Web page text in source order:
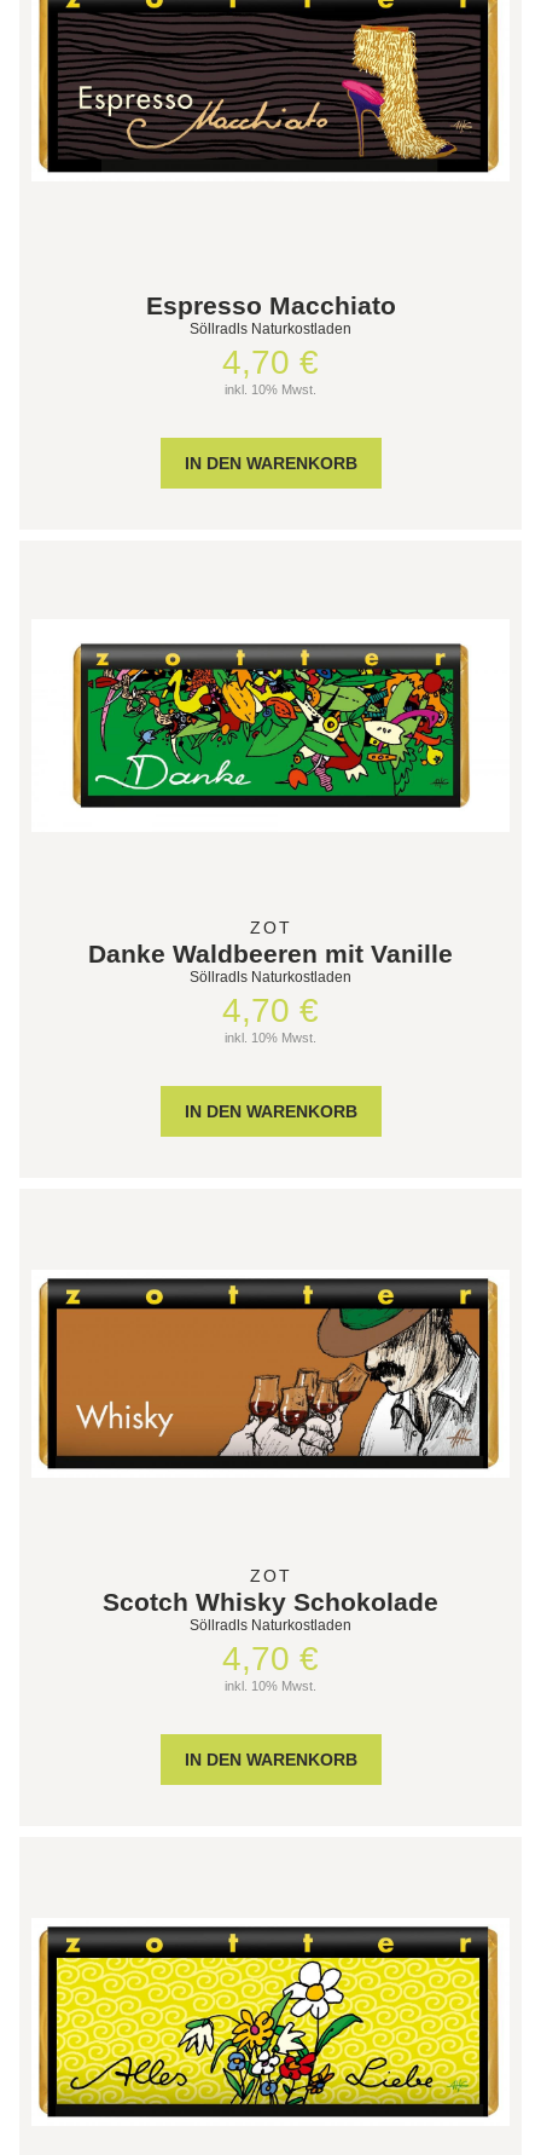
Espresso Macchiato
Söllradls Naturkostladen
4,70 €
inkl. 10% Mwst.
ZOT
Danke Waldbeeren mit Vanille
Söllradls Naturkostladen
4,70 €
inkl. 10% Mwst.
ZOT
Scotch Whisky Schokolade
Söllradls Naturkostladen
4,70 €
inkl. 10% Mwst.